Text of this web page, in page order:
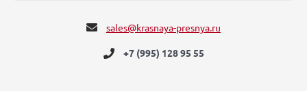
sales@krasnaya-presnya.ru
+7 (995) 128 95 55